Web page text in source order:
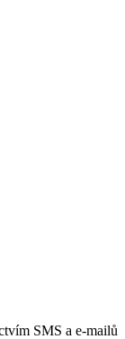
SMS a e-mailů